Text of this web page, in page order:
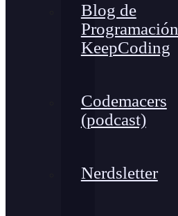
Blog de
Programación
KeepCoding
Codemacers
(podcast)
Nerdsletter